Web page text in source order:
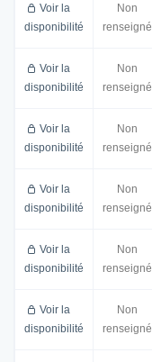
Voir la
disponibilité
Non
renseigné
Voir la
disponibilité
Non
renseigné
Voir la
disponibilité
Non
renseigné
Voir la
disponibilité
Non
renseigné
Voir la
disponibilité
Non
renseigné
Voir la
disponibilité
Non
renseigné